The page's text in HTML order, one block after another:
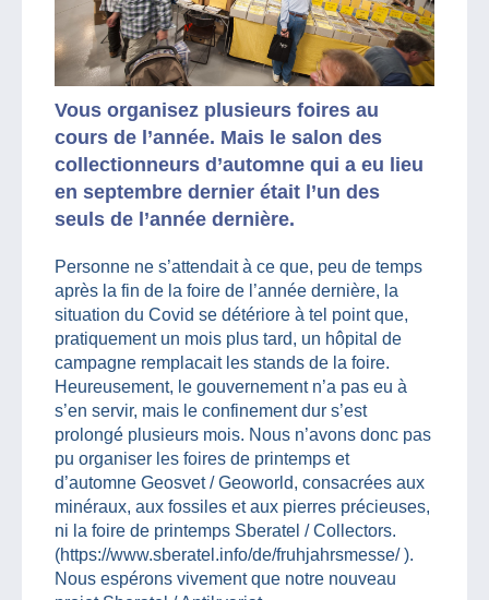
Vous organisez plusieurs foires au
cours de l’année. Mais le salon des
collectionneurs d’automne qui a eu lieu
en septembre dernier était l’un des
seuls de l’année dernière.
Personne ne s’attendait à ce que, peu de temps
après la fin de la foire de l’année dernière, la
situation du Covid se détériore à tel point que,
pratiquement un mois plus tard, un hôpital de
campagne remplacait les stands de la foire.
Heureusement, le gouvernement n’a pas eu à
s’en servir, mais le confinement dur s’est
prolongé plusieurs mois. Nous n’avons donc pas
pu organiser les foires de printemps et
d’automne Geosvet / Geoworld, consacrées aux
minéraux, aux fossiles et aux pierres précieuses,
ni la foire de printemps Sberatel / Collectors.
(https://www.sberatel.info/de/fruhjahrsmesse/ ).
Nous espérons vivement que notre nouveau